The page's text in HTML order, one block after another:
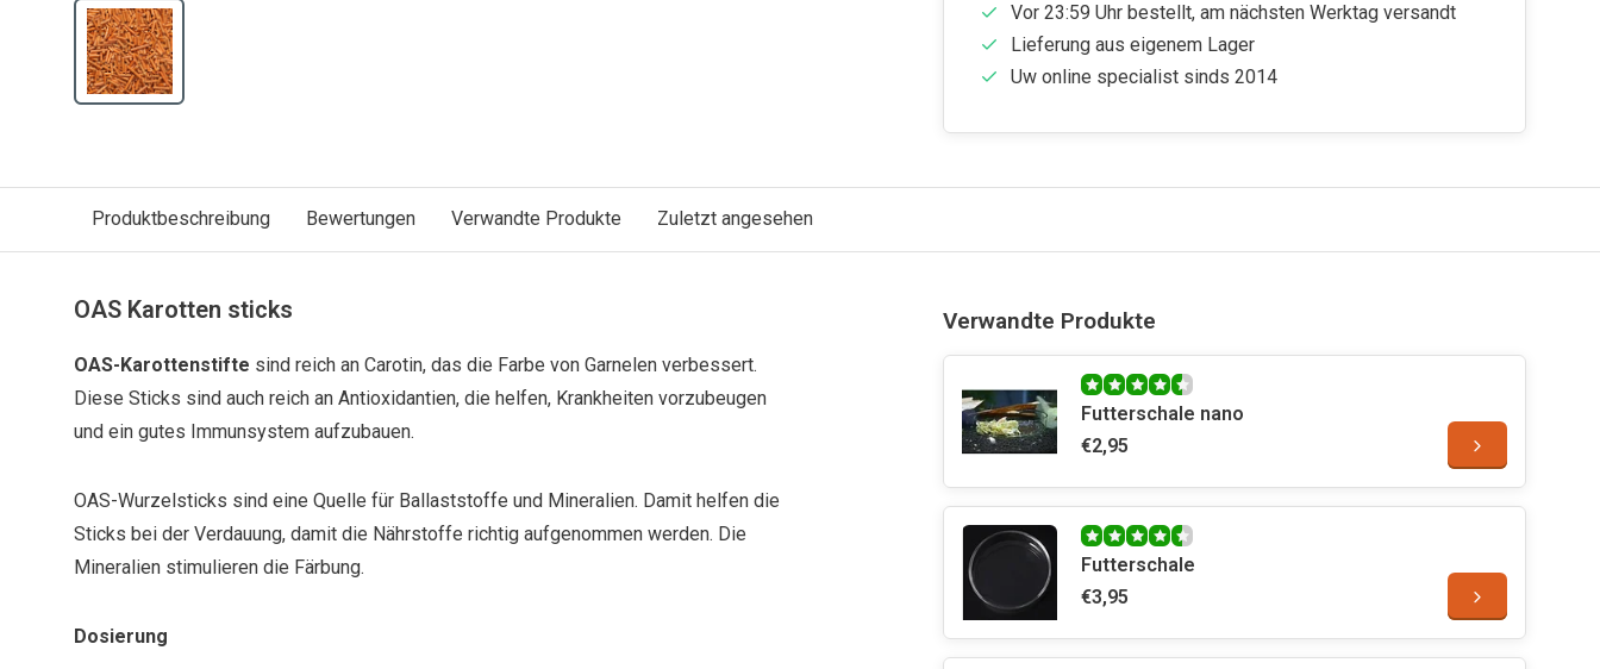
Vor 23:59 Uhr bestellt, am nächsten Werktag versandt
Lieferung aus eigenem Lager
Uw online specialist sinds 2014
Produktbeschreibung Bewertungen Verwandte Produkte Zuletzt angesehen
OAS Karotten sticks
OAS-Karottenstifte sind reich an Carotin, das die Farbe von Garnelen verbessert.
Diese Sticks sind auch reich an Antioxidantien, die helfen, Krankheiten vorzubeugen
und ein gutes Immunsystem aufzubauen.
OAS-Wurzelsticks sind eine Quelle für Ballaststoffe und Mineralien. Damit helfen die
Sticks bei der Verdauung, damit die Nährstoffe richtig aufgenommen werden. Die
Mineralien stimulieren die Färbung.
Dosierung
Verwandte Produkte
Futterschale nano
€2,95
Futterschale
€3,95